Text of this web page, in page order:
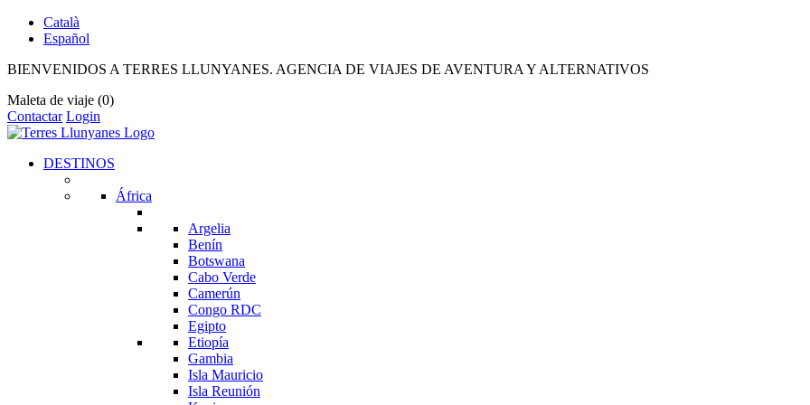
Català
Español
BIENVENIDOS A TERRES LLUNYANES. AGENCIA DE VIAJES DE AVENTURA Y ALTERNATIVOS
Maleta de viaje (0)
Contactar Login
DESTINOS
África
Argelia
Benín
Botswana
Cabo Verde
Camerún
Congo RDC
Egipto
Etiopía
Gambia
Isla Mauricio
Isla Reunión